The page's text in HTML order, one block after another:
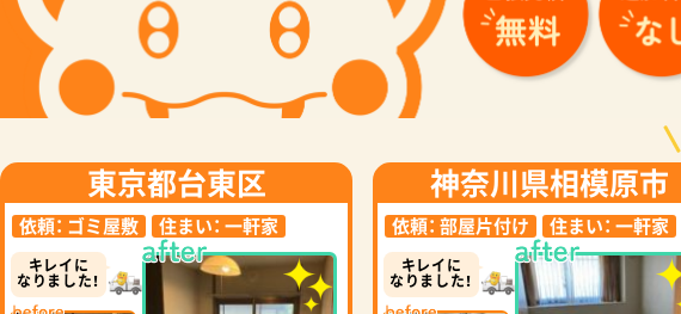
東京都台東区
依頼： ゴミ屋敷 住まい： 一軒家
キレイに
なりました！
神奈川県相模原市
依頼： 部屋片付け 住まい： 一軒家
キレイに
なりました！